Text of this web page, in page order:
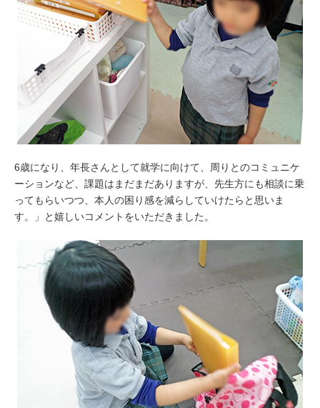
6歳になり、年長さんとして就学に向けて、周りとのコミュニケ
ーションなど、課題はまだまだありますが、先生方にも相談に乗
ってもらいつつ、本人の困り感を減らしていけたらと思いま
す。」と嬉しいコメントをいただきました。